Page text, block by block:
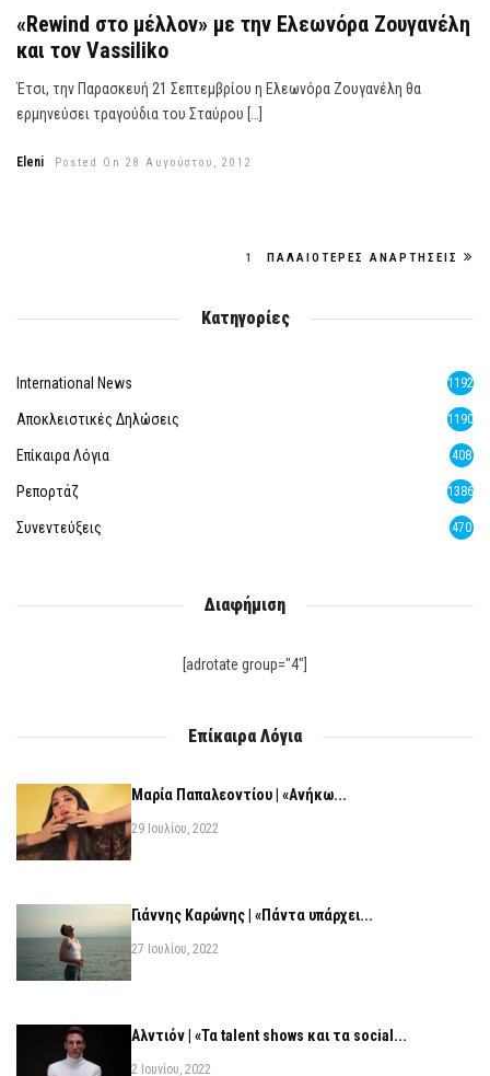
«Rewind στο μέλλον» με την Ελεωνόρα Ζουγανέλη
και τον Vassiliko
Έτσι, την Παρασκευή 21 Σεπτεμβρίου η Ελεωνόρα Ζουγανέλη θα
ερμηνεύσει τραγούδια του Σταύρου […]
Eleni Posted On 28 Αυγούστου, 2012
1 ΠΑΛΑΙΌΤΕΡΕΣ ΑΝΑΡΤΉΣΕΙΣ
Κατηγορίες
International News 1192
Αποκλειστικές Δηλώσεις 1190
Επίκαιρα Λόγια 408
Ρεπορτάζ 1386
Συνεντεύξεις 470
Διαφήμιση
[adrotate group="4"]
Επίκαιρα Λόγια
Μαρία Παπαλεοντίου | «Ανήκω...
29 Ιουλίου, 2022
Γιάννης Καρώνης | «Πάντα υπάρχει...
27 Ιουλίου, 2022
Αλντιόν | «Τα talent shows και τα social...
2 Ιουνίου, 2022